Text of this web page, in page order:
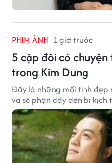
PHIM ẢNH 1 giờ trước
5 cặp đôi có
trong Kim Dung
Đây là những mối tình đẹp
và số phận đẩy đến bi kịch